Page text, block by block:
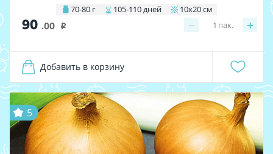
70-80 г 105-110 дней 10х20 см
90 .00 i − +
1 пак.
Добавить в корзину
5